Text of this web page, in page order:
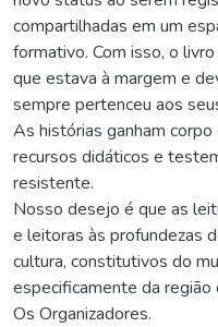
compartilhadas em um
formativo. Com isso, o
que estava à margem e
sempre pertenceu aos
As histórias ganham
recursos didáticos e
resistente.
Nosso desejo é que as
e leitoras às profundezas
cultura, constitutivos do
especificamente da
Os Organizadores.